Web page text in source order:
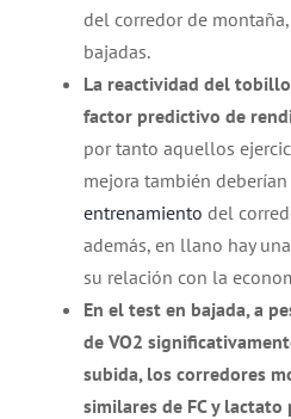
del corredor de
bajadas.
La reactividad del
factor predictivo de
por tanto aquellos
mejora también
entrenamiento del
además, en llano hay
su relación con la
En el test en bajada, a
de VO2
subida, los corredores
similares de FC y